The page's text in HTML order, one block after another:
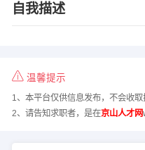
自我描述
温馨提示
1、本平台仅供信息发布，不会收取
2、请告知求职者，是在京山人才网